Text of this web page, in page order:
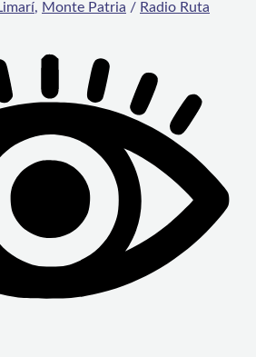
, Monte Patria / Radio Ruta